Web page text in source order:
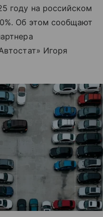
году на российском
Об этом сообщают
Игоря